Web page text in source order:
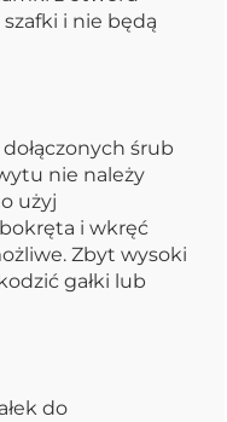
i nie będą
śrub
nie należy
użyj
i wkręć
Zbyt wysoki
gałki lub
do